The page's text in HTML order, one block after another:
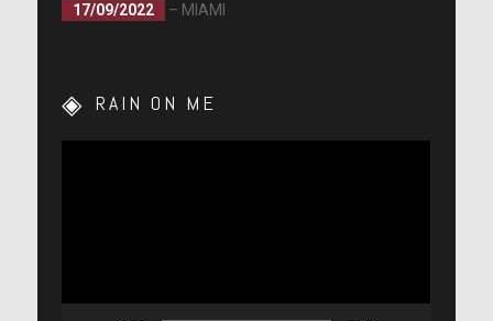
17/09/2022
– MIAMI
RAIN ON ME